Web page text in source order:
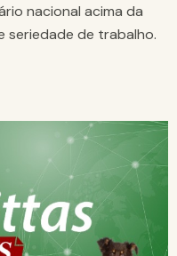
nacional acima da
seriedade de trabalho.